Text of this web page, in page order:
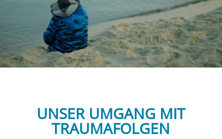
UNSER UMGANG MIT
TRAUMAFOLGEN